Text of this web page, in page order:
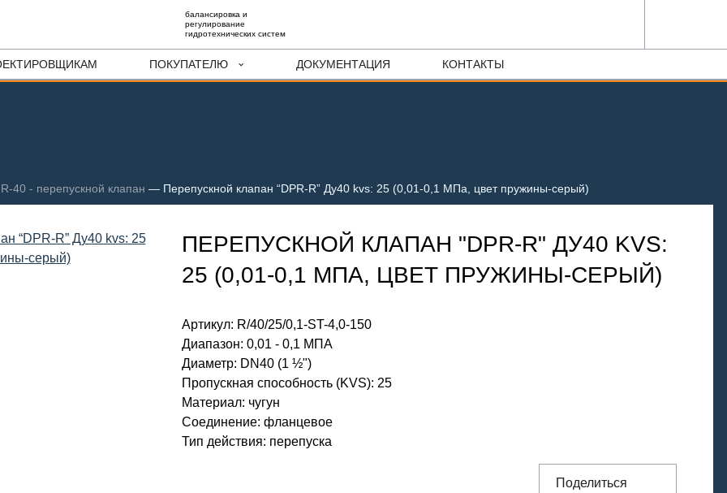
балансировка и
регулирование
гидротехнических систем
ПОКУПАТЕЛЮ ДОКУМЕНТАЦИЯ КОНТАКТЫ
40 - перепускной клапан — Перепускной клапан “DPR-R” Ду40 kvs: 25 (0,01-0,1 МПа, цвет пружины-серый)
ПЕРЕПУСКНОЙ КЛАПАН "DPR-R" ДУ40 KVS:
25 (0,01-0,1 МПА, ЦВЕТ ПРУЖИНЫ-СЕРЫЙ)
Артикул: R/40/25/0,1-ST-4,0-150
Диапазон: 0,01 - 0,1 МПА
Диаметр: DN40 (1 ½")
Пропускная способность (KVS): 25
Материал: чугун
Соединение: фланцевое
Тип действия: перепуска
Поделиться